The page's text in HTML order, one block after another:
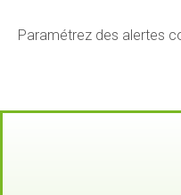
Paramétrez des alertes